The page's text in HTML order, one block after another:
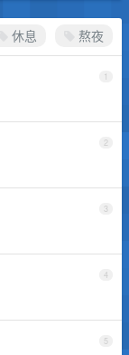
休息 熬夜
1
2
3
4
5